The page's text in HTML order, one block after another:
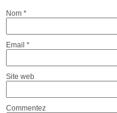
Nom *
Email *
Site web
Commentez